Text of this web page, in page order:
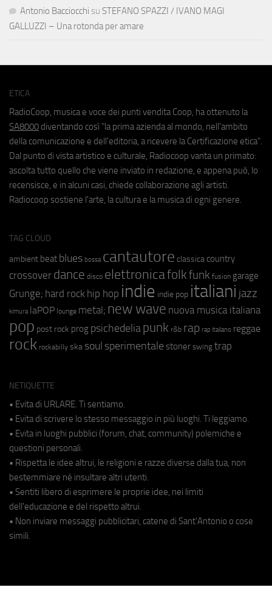
Antonio Bacciocchi su STEFANO SPAZZI / IVANO MAGI
GALLUZZI – Una rotonda per amare
ETICA
RadioCoop, musica e voce dei punti vendita Coop, ha ottenuto la
SA8000 diventando così "la prima azienda al mondo, nell'ambito
della comunicazione e dell'editoria, a ricevere la Certificazione etica".
Dal punto di vista artistico e culturale, Radiocoop vanta un primato:
ascolta tutto quello che viene inviato in redazione, e appena può, lo
recensisce, e in alcuni casi, chiede collaborazione agli artisti.
Radiocoop sostiene l'arte, la cultura e la musica di ogni genere.
TAG CLOUD
ambient beat blues bossa cantautore classica country
crossover dance disco elettronicafolkfunk fusion garage
Grunge; hard rock hip hop indie indie pop italiani jazz
kimura laPOP lounge metal; new wave nuova musica italiana
pop post rock prog psichedeliapunk r&b rap rap italiano reggae
rock rockabilly ska soul sperimentale stoner swing trap
NETIQUETTE
• Evita di URLARE. Ti sentiamo.
• Evita di scrivere lo stesso messaggio in più luoghi. Ti leggiamo.
• Evita in luoghi pubblici (forum, chat, community) polemiche e
questioni personali.
• Rispetta le idee altrui, le religioni e razze diverse dalla tua, non
bestemmiare né insultare altri utenti.
• Sentiti libero di esprimere le proprie idee, nei limiti
dell'educazione e del rispetto altrui.
• Non inviare messaggi pubblicitari, catene di Sant'Antonio o cose
simili.